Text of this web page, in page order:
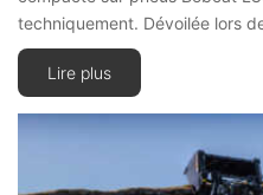
techniquement. Dévoilée lors
Lire plus